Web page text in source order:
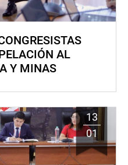
AL
Y MINAS
13
01